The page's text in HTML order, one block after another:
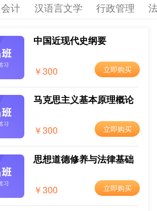
自考新生注册流程
2025-05-26
江自考报名入口
2025-05-26
东北农业大学2025年上半年自考东北农业大学本科二学历、专升本新生报名注册的通知
2025-02-28
关于黑龙江省2025年4月高等教育自学考试注册报考相关工作的通知
2025-02-17
自考报名入口已开通
自考报名时间
2024-12-09
自考新生注册流程
2024-12-09
自考报名流程
会计 汉语言文学 行政管理
中国近现代史纲要
￥300 立即购买
马克思主义基本原理概论
￥300 立即购买
思想道德修养与法律基础
￥300 立即购买